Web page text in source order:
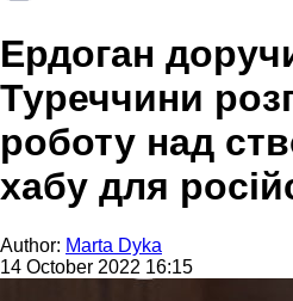
Ердоган
Туреччини
роботу над
хабу для
Author: Marta Dyka
14 October 2022 16:15